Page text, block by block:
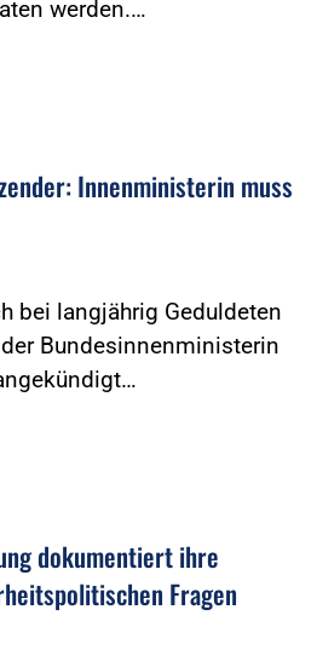
werden.…
Innenministerin muss
bei langjährig Geduldeten
Bundesinnenministerin
dokumentiert ihre
Fragen